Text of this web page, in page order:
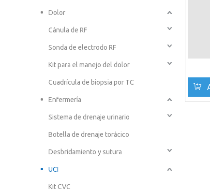
Dolor
Cánula de RF
Sonda de electrodo RF
Kit para el manejo del dolor
Cuadrícula de biopsia por TC
Enfermería
Sistema de drenaje urinario
Botella de drenaje torácico
Desbridamiento y sutura
UCI
Kit CVC